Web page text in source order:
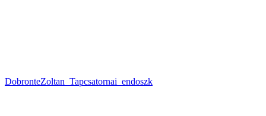
DobronteZoltan_Tapcsatornai_endoszk